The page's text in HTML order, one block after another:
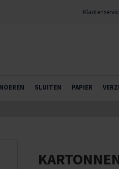
SLUITEN PAPIER